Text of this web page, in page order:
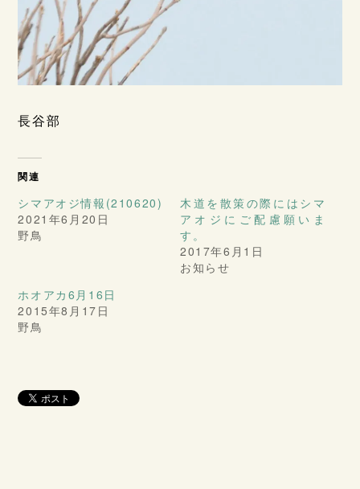
長谷部
関連
シマアオジ情報(210620)
2021年6月20日
野鳥
木道を散策の際にはシマ
アオジにご配慮願いま
す。
2017年6月1日
お知らせ
ホオアカ6月16日
2015年8月17日
野鳥